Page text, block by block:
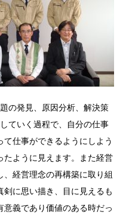
の発見、原因分析、解決策
ていく過程で、自分の仕事
仕事ができるようにしよう
たように見えます。また経営
経営理念の再構築に取り組
に思い描き、目に見えるも
義であり価値のある時だっ